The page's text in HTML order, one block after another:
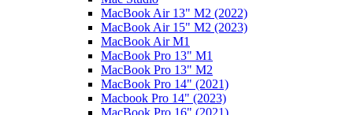
MacBook Air 13" M2 (2022)
MacBook Air 15" M2 (2023)
MacBook Air M1
MacBook Pro 13" M1
MacBook Pro 13" M2
MacBook Pro 14" (2021)
Macbook Pro 14" (2023)
MacBook Pro 16" (2021)